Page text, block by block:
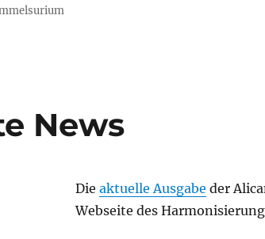
News
Die aktuelle Ausgabe der
Webseite des